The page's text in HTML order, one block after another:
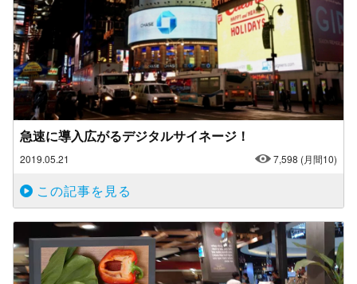
急速に導入広がるデジタルサイネージ！
2019.05.21 7,598 (月間10)
この記事を見る